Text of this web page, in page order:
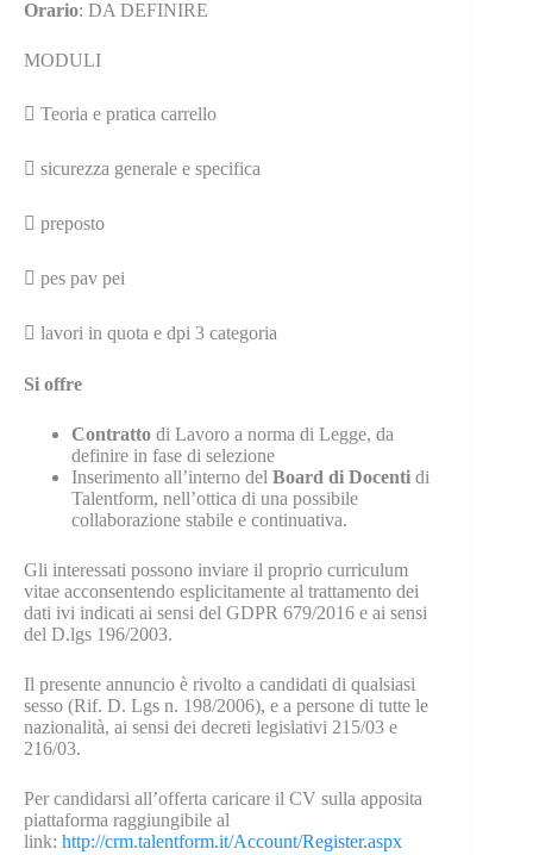
Orario: DA DEFINIRE
MODULI
 Teoria e pratica carrello
 sicurezza generale e specifica
 preposto
 pes pav pei
 lavori in quota e dpi 3 categoria
Si offre
Contratto di Lavoro a norma di Legge, da
definire in fase di selezione
Inserimento all’interno del Board di Docenti di
Talentform, nell’ottica di una possibile
collaborazione stabile e continuativa.
Gli interessati possono inviare il proprio curriculum
vitae acconsentendo esplicitamente al trattamento dei
dati ivi indicati ai sensi del GDPR 679/2016 e ai sensi
del D.lgs 196/2003.
Il presente annuncio è rivolto a candidati di qualsiasi
sesso (Rif. D. Lgs n. 198/2006), e a persone di tutte le
nazionalità, ai sensi dei decreti legislativi 215/03 e
216/03.
Per candidarsi all’offerta caricare il CV sulla apposita
piattaforma raggiungibile al
link: http://crm.talentform.it/Account/Register.aspx